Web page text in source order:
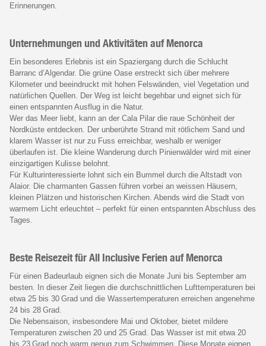
Erinnerungen.
Unternehmungen und Aktivitäten auf Menorca
Ein besonderes Erlebnis ist ein Spaziergang durch die Schlucht
Barranc d’Algendar. Die grüne Oase erstreckt sich über mehrere
Kilometer und beeindruckt mit hohen Felswänden, viel Vegetation und
natürlichen Quellen. Der Weg ist leicht begehbar und eignet sich für
einen entspannten Ausflug in die Natur.
Wer das Meer liebt, kann an der Cala Pilar die raue Schönheit der
Nordküste entdecken. Der unberührte Strand mit rötlichem Sand und
klarem Wasser ist nur zu Fuss erreichbar, weshalb er weniger
überlaufen ist. Die kleine Wanderung durch Pinienwälder wird mit einer
einzigartigen Kulisse belohnt.
Für Kulturinteressierte lohnt sich ein Bummel durch die Altstadt von
Alaior. Die charmanten Gassen führen vorbei an weissen Häusern,
kleinen Plätzen und historischen Kirchen. Abends wird die Stadt von
warmem Licht erleuchtet – perfekt für einen entspannten Abschluss des
Tages.
Beste Reisezeit für All Inclusive Ferien auf Menorca
Für einen Badeurlaub eignen sich die Monate Juni bis September am
besten. In dieser Zeit liegen die durchschnittlichen Lufttemperaturen bei
etwa 25 bis 30 Grad und die Wassertemperaturen erreichen angenehme
24 bis 28 Grad.
Die Nebensaison, insbesondere Mai und Oktober, bietet mildere
Temperaturen zwischen 20 und 25 Grad. Das Wasser ist mit etwa 20
bis 23 Grad noch warm genug zum Schwimmen. Diese Monate eignen